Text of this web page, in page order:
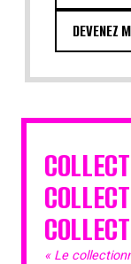
DEVENEZ
« Le